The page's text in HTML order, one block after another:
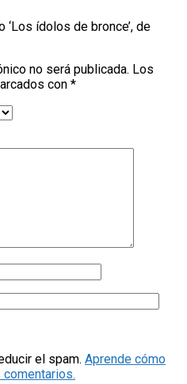
‘Los ídolos de bronce’, de
no será publicada. Los
con *
el spam. Aprende cómo